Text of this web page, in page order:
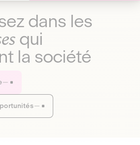
dans les
qui
la société